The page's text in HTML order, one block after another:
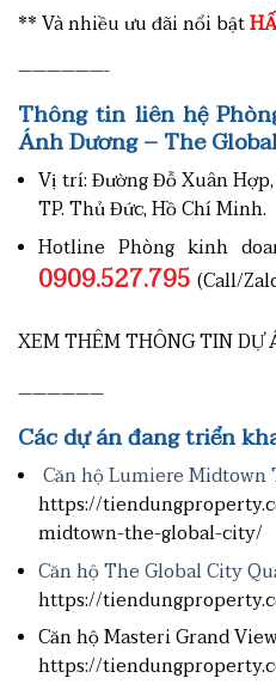
** Và nhiều ưu đãi nổi bật
——————-
Thông tin liên hệ
Ánh Dương – The
Vị trí: Đường Đỗ Xuân
TP. Thủ Đức, Hồ Chí Minh.
Hotline Phòng kinh
0909.527.795 (Call/
XEM THÊM THÔNG TIN DỰ
——————
Các dự án đang triển
Căn hộ Lumiere Midtown
https://
midtown-the-global-city/
Căn hộ The Global City
https://
Căn hộ Masteri Grand
https://